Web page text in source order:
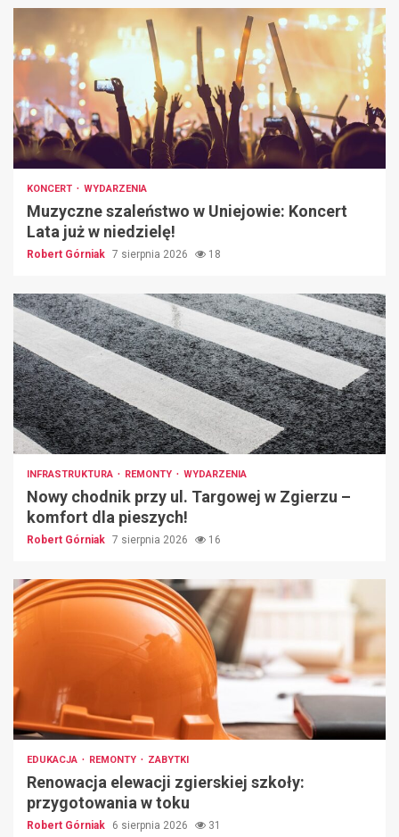
KONCERT WYDARZENIA
Muzyczne szaleństwo w Uniejowie: Koncert
Lata już w niedzielę!
Robert Górniak 7 sierpnia 2026 18
INFRASTRUKTURA REMONTY WYDARZENIA
Nowy chodnik przy ul. Targowej w Zgierzu –
komfort dla pieszych!
Robert Górniak 7 sierpnia 2026 16
EDUKACJA REMONTY ZABYTKI
Renowacja elewacji zgierskiej szkoły:
przygotowania w toku
Robert Górniak 6 sierpnia 2026 31